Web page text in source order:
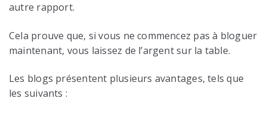
autre rapport.
Cela prouve que, si vous ne commencez pas à bloguer
maintenant, vous laissez de l’argent sur la table.
Les blogs présentent plusieurs avantages, tels que
les suivants :